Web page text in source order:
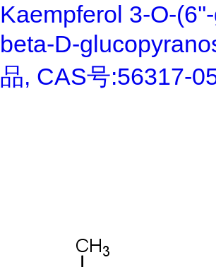
Kaempferol 3-O-
beta-D-
品, CAS号:56317-